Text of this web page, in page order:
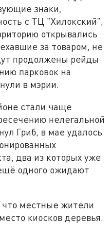
знаки,
с ТЦ "Хилокский",
открывались
за товаром, не
продолжены рейды
парковок на
в мэрии.
стали чаще
нелегальной
Гриб, в мае удалось
два из которых уже
одного ожидают
местные жители
киосков деревья.